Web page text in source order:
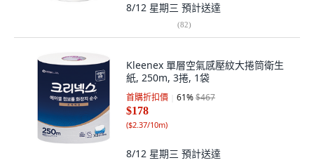
8/12 星期三 預計送達
(82)
Kleenex 單層空氣感壓紋大捲筒衛生
紙, 250m, 3捲, 1袋
首購折扣價 61%$467
$178
($2.37/10m)
8/12 星期三 預計送達